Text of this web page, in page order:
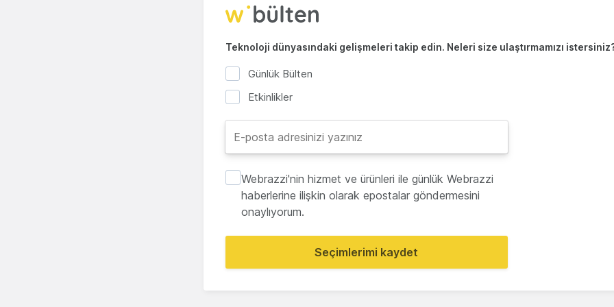
Teknoloji dünyasındaki gelişmeleri takip edin. Neleri size ulaştırmamızı
Günlük Bülten
Etkinlikler
Webrazzi'nin hizmet ve ürünleri ile günlük Webrazzi
haberlerine ilişkin olarak epostalar göndermesini
onaylıyorum.
Seçimlerimi kaydet